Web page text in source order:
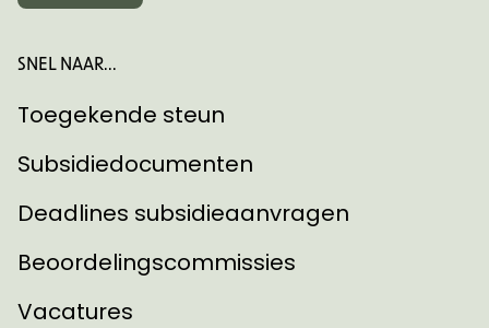
SNEL NAAR...
Toegekende steun
Subsidiedocumenten
Deadlines subsidieaanvragen
Beoordelingscommissies
Vacatures